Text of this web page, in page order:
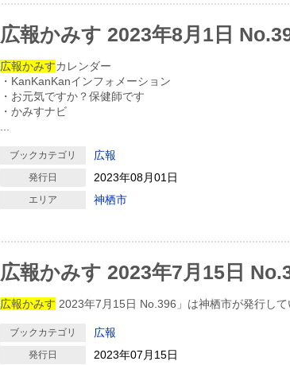
広報かみす 2023年8月1日
広報かみすカレンダー
・KanKanKanインフォメーション
・お元気ですか？保健師です
・かみすナビ
ブックカテゴリ 広報
発行日 2023年08月01日
エリア 神栖市
広報かみす 2023年7月15日
広報かみす 2023年7月15日 No.396」は神栖市が発行して
ブックカテゴリ 広報
発行日 2023年07月15日